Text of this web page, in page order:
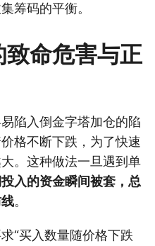
筹码的平衡。
命危害与正
陷入倒金字塔加仓的陷
格不断下跌，为了快速
。这种做法一旦遇到单
入的资金瞬间被套，总
。
“买入数量随价格下跌